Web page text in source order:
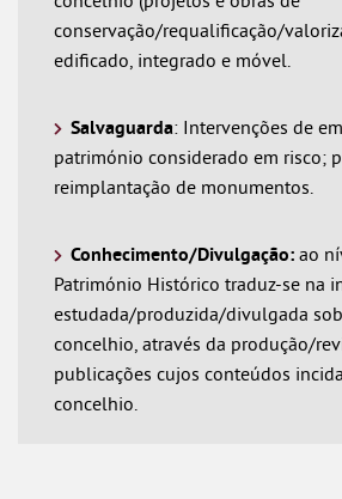
conservação/requalificação/
edificado, integrado e móvel.
Salvaguarda: Intervenções de
património considerado em risco;
reimplantação de monumentos.
Conhecimento/Divulgação: ao
Património Histórico traduz-se na
estudada/produzida/divulgada
concelhio, através da produção/
publicações cujos conteúdos
concelhio.